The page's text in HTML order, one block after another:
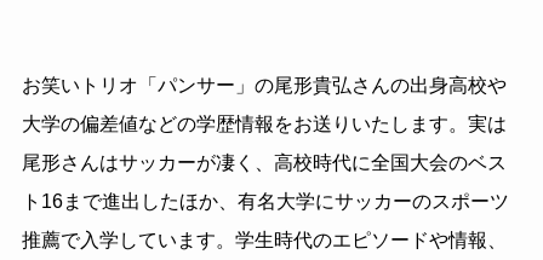
お笑いトリオ「パンサー」の尾形貴弘さんの出身高校や
大学の偏差値などの学歴情報をお送りいたします。実は
尾形さんはサッカーが凄く、高校時代に全国大会のベス
ト16まで進出したほか、有名大学にサッカーのスポーツ
推薦で入学しています。学生時代のエピソードや情報、